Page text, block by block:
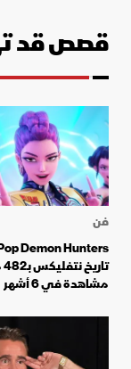
قصص قد
فن
مشاهدة في 6 أشهر